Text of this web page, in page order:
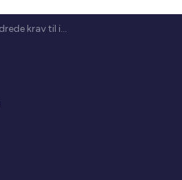
Ændrede krav til indretning af ungdomsboliger og totaløkonomiske vurderinger